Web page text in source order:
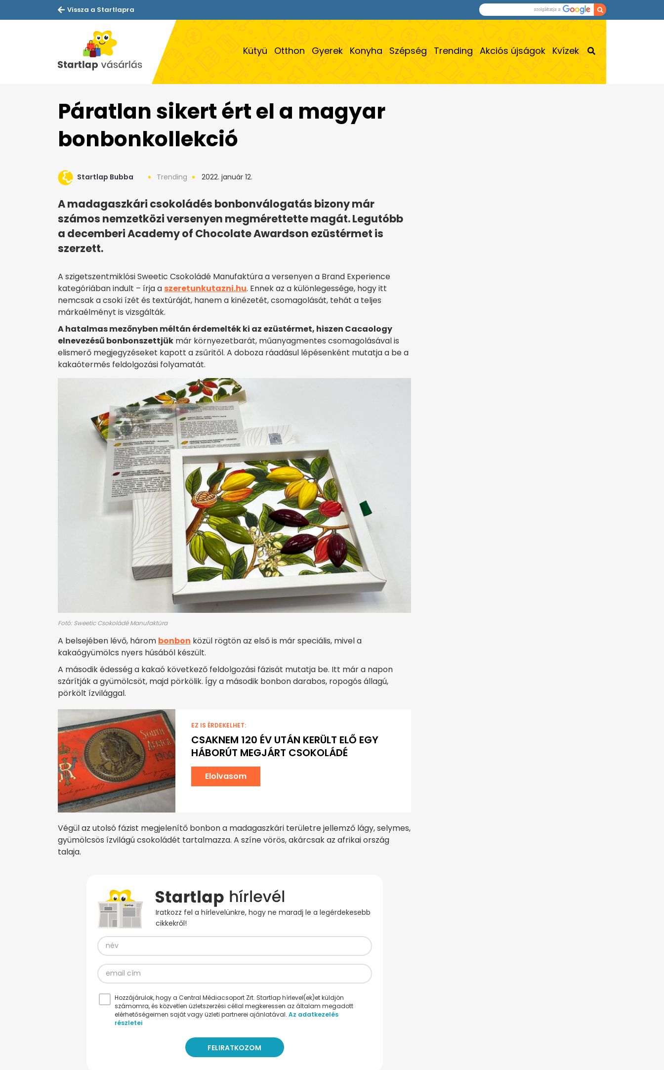
Vissza a Startlapra
Kütyü Otthon Gyerek Konyha Szépség Trending Akciós újságok Kvízek
Páratlan sikert ért el a magyar
bonbonkollekció
Startlap Bubba Trending 2022. január 12.
A madagaszkári csokoládés bonbonválogatás bizony már
számos nemzetközi versenyen megmérettette magát. Legutóbb
a decemberi Academy of Chocolate Awardson ezüstérmet is
szerzett.
A szigetszentmiklósi Sweetic Csokoládé Manufaktúra a versenyen a Brand Experience
kategóriában indult – írja a szeretunkutazni.hu. Ennek az a különlegessége, hogy itt
nemcsak a csoki ízét és textúráját, hanem a kinézetét, csomagolását, tehát a teljes
márkaélményt is vizsgálták.
A hatalmas mezőnyben méltán érdemelték ki az ezüstérmet, hiszen Cacaology
elnevezésű bonbonszettjük már környezetbarát, műanyagmentes csomagolásával is
elismerő megjegyzéseket kapott a zsűritől. A doboza ráadásul lépésenként mutatja a be a
kakaótermés feldolgozási folyamatát.
Fotó: Sweetic Csokoládé Manufaktúra
A belsejében lévő, három bonbon közül rögtön az első is már speciális, mivel a
kakaógyümölcs nyers húsából készült.
A második édesség a kakaó következő feldolgozási fázisát mutatja be. Itt már a napon
szárítják a gyümölcsöt, majd pörkölik. Így a második bonbon darabos, ropogós állagú,
pörkölt ízvilággal.
EZ IS ÉRDEKELHET:
CSAKNEM 120 ÉV UTÁN KERÜLT ELŐ EGY
HÁBORÚT MEGJÁRT CSOKOLÁDÉ
Elolvasom
Végül az utolsó fázist megjelenítő bonbon a madagaszkári területre jellemző lágy, selymes,
gyümölcsös ízvilágú csokoládét tartalmazza. A színe vörös, akárcsak az afrikai ország
talaja.
Iratkozz fel a hírlevelünkre, hogy ne maradj le a legérdekesebb
cikkekről!
Hozzájárulok, hogy a Central Médiacsoport Zrt. Startlap hírlevel(ek)et küldjön
számomra, és közvetlen üzletszerzési céllal megkeressen az általam megadott
elérhetőségeimen saját vagy üzleti partnerei ajánlatával. Az adatkezelés
részletei